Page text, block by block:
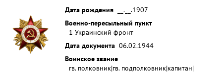
Дата рождения
__.__.1907
Военно-пересыльный пункт
1 Украинский фронт
Дата документа 06.02.1944
Воинское звание
гв. полковник|гв. подполковник|капитан|